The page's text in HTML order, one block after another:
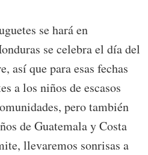
se hará en
se celebra el día del
así que para esas fechas
a los niños de escasos
pero también
de Guatemala y Costa
llevaremos sonrisas a